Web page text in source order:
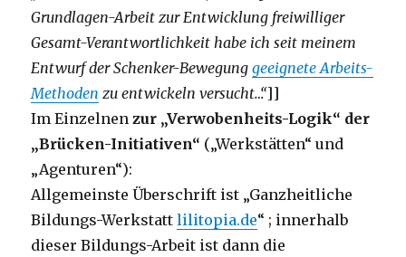
Grundlagen-Arbeit zur Entwicklung freiwilliger
Gesamt-Verantwortlichkeit habe ich seit meinem
Entwurf der Schenker-Bewegunggeeignete Arbeits-
Methoden zu entwickeln versucht…“]]
Im Einzelnenzur „Verwobenheits-Logik“ der
„Brücken-Initiativen“ („Werkstätten“ und
„Agenturen“):
Allgemeinste Überschrift ist „Ganzheitliche
Bildungs-Werkstattlilitopia.de“ ; innerhalb
dieser Bildungs-Arbeit ist dann die